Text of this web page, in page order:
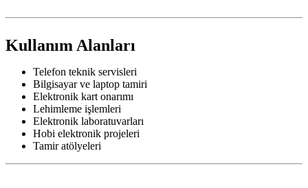
Kullanım Alanları
Telefon teknik servisleri
Bilgisayar ve laptop tamiri
Elektronik kart onarımı
Lehimleme işlemleri
Elektronik laboratuvarları
Hobi elektronik projeleri
Tamir atölyeleri